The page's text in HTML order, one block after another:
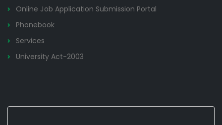
Online Job Application Submission Portal
Phonebook
Services
University Act-2003